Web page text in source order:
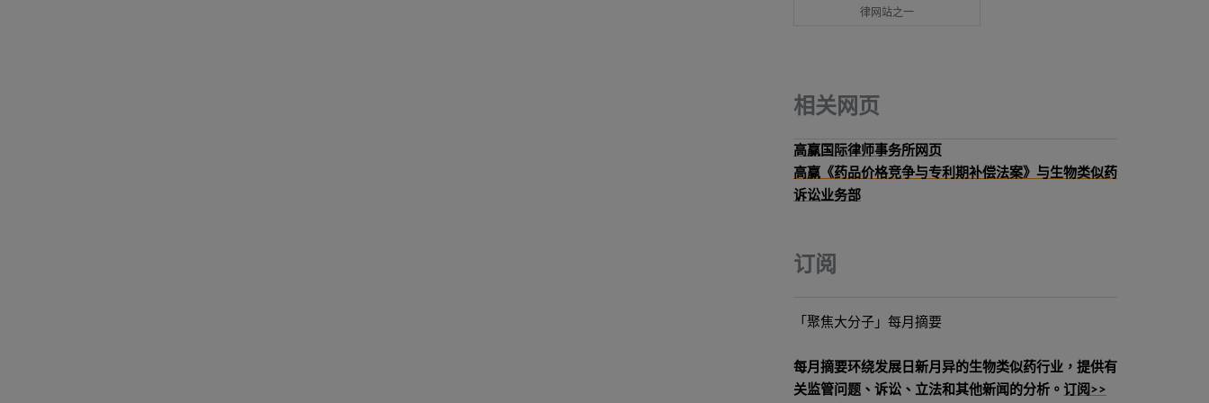
律网站之一
相关网页
高赢国际律师事务所网页
高赢《药品价格竞争与专利期补偿法案》与生物类似药
诉讼业务部
订阅
「聚焦大分子」每月摘要
每月摘要环绕发展日新月异的生物类似药行业，提供有
关监管问题、诉讼、立法和其他新闻的分析。 订阅>>